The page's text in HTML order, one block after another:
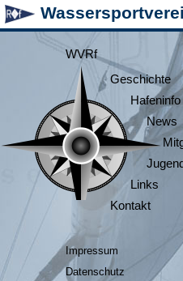
WVRf
Geschichte
Hafeninfo
News
Jugend
Links
Kontakt
Impressum
Datenschutz